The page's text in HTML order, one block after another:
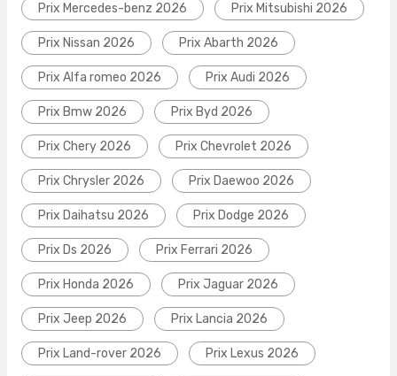
Prix Mercedes-benz 2026 Prix Mitsubishi 2026
Prix Nissan 2026 Prix Abarth 2026
Prix Alfa romeo 2026 Prix Audi 2026
Prix Bmw 2026 Prix Byd 2026
Prix Chery 2026 Prix Chevrolet 2026
Prix Chrysler 2026 Prix Daewoo 2026
Prix Daihatsu 2026 Prix Dodge 2026
Prix Ds 2026 Prix Ferrari 2026
Prix Honda 2026 Prix Jaguar 2026
Prix Jeep 2026 Prix Lancia 2026
Prix Land-rover 2026 Prix Lexus 2026